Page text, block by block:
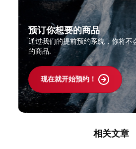
预订你想要的商品
通过我们的提前预约系统，你将不
的商品.
现在就开始预约！
相关文章